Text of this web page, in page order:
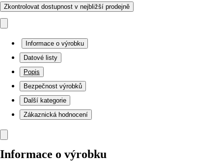
Zkontrolovat dostupnost v nejbližší prodejně
Informace o výrobku
Datové listy
Popis
Bezpečnost výrobků
Další kategorie
Zákaznická hodnocení
Informace o výrobku